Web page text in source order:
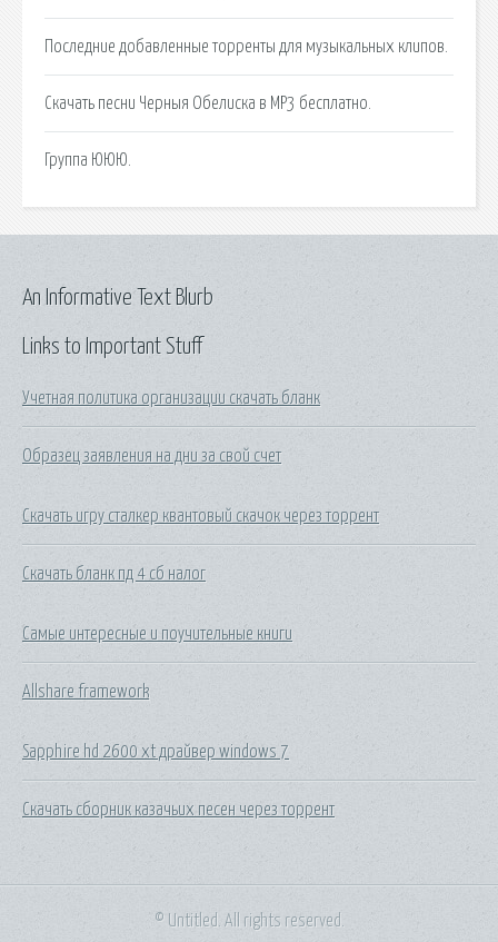
Последние добавленные торренты для музыкальных клипов.
Скачать песни Черныя Обелиска в MP3 бесплатно.
Группа ЮЮЮ.
Links to Important Stuff
Учетная политика организации скачать бланк
Образец заявления на дни за свой счет
Скачать игру сталкер квантовый скачок через торрент
Скачать бланк пд 4 сб налог
Самые интересные и поучительные книги
Allshare framework
Sapphire hd 2600 xt драйвер windows 7
Скачать сборник казачьих песен через торрент
An Informative Text Blurb
© Untitled. All rights reserved.